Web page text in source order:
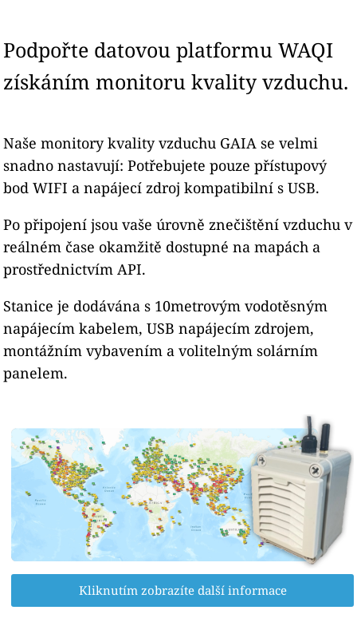
Podpořte datovou platformu WAQI
získáním monitoru kvality vzduchu.
Naše monitory kvality vzduchu GAIA se velmi
snadno nastavují: Potřebujete pouze přístupový
bod WIFI a napájecí zdroj kompatibilní s USB.
Po připojení jsou vaše úrovně znečištění vzduchu v
reálném čase okamžitě dostupné na mapách a
prostřednictvím API.
Stanice je dodávána s 10metrovým vodotěsným
napájecím kabelem, USB napájecím zdrojem,
montážním vybavením a volitelným solárním
panelem.
Kliknutím zobrazíte další informace